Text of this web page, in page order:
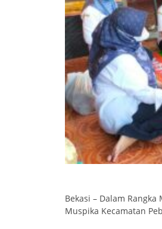
Bekasi – Dalam
Muspika Kecamatan